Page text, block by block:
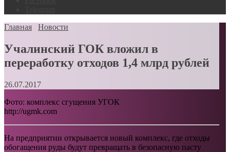
Главная
Новости
Учалинский ГОК вложил в
переработку отходов 1,4 млрд рублей
26.07.2017
Фото: комплекс сгущения УГОК
http://ugmk.com
На предприятии открывается новый комплекс, где отходы
обогащения руды будут превращать в безопасную пасту